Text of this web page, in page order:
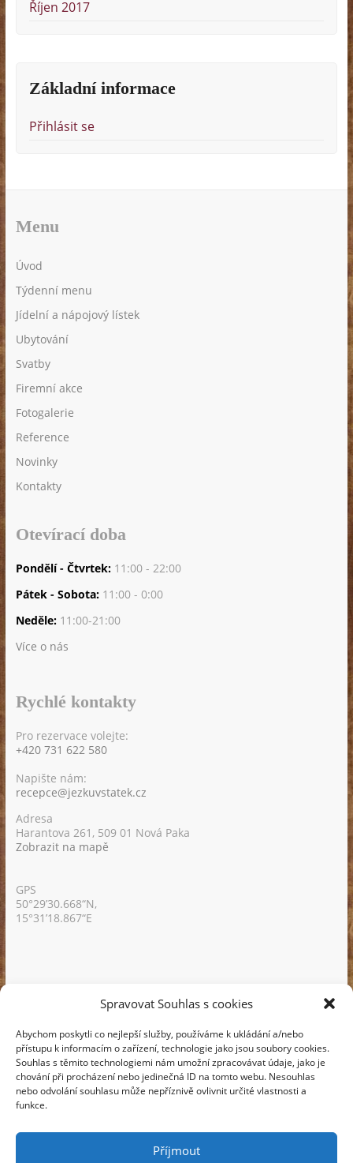
Spravovat Souhlas s cookies
Abychom poskytli co nejlepší služby, používáme k ukládání a/nebo
přístupu k informacím o zařízení, technologie jako jsou soubory cookies.
Souhlas s těmito technologiemi nám umožní zpracovávat údaje, jako je
chování při procházení nebo jedinečná ID na tomto webu. Nesouhlas
nebo odvolání souhlasu může nepříznivě ovlivnit určité vlastnosti a
funkce.
Příjmout
Říjen 2017
Základní informace
Přihlásit se
Menu
Úvod
Týdenní menu
Jídelní a nápojový lístek
Ubytování
Svatby
Firemní akce
Fotogalerie
Reference
Novinky
Kontakty
Otevírací doba
Pondělí - Čtvrtek: 11:00 - 22:00
Pátek - Sobota:11:00 - 0:00
Neděle:11:00-21:00
Více o nás
Rychlé kontakty
Pro rezervace volejte:
+420 731 622 580
Napište nám:
recepce@jezkuvstatek.cz
Adresa
Harantova 261, 509 01 Nová Paka
Zobrazit na mapě
GPS
50°29’30.668“N,
15°31’18.867“E
Týdenní menu emailem
Nechte si zasílat 1x týdně menu na váš email.